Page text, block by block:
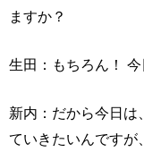
ますか？
生田：もちろん！ 今
新内：だから今日は
ていきたいんですが、